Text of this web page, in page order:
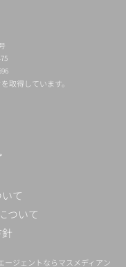
取得しています。
て
ついて
ージェントならマスメディアン